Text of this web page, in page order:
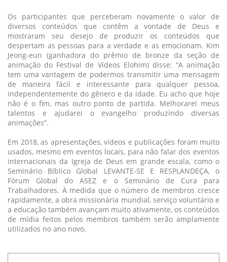
Os participantes que perceberam novamente o valor de
diversos conteúdos que contêm a vontade de Deus e
mostraram seu desejo de produzir os conteúdos que
despertam as pessoas para a verdade e as emocionam. Kim
Jeong-eun (ganhadora do prêmio de bronze da seção de
animação do Festival de Vídeos Elohim) disse: “A animação
tem uma vantagem de podermos transmitir uma mensagem
de maneira fácil e interessante para qualquer pessoa,
independentemente do gênero e da idade. Eu acho que hoje
não é o fim, mas outro ponto de partida. Melhorarei meus
talentos e ajudarei o evangelho produzindo diversas
animações”.
Em 2018, as apresentações, vídeos e publicações foram muito
usados, mesmo em eventos locais, para não falar dos eventos
internacionais da Igreja de Deus em grande escala, como o
Seminário Bíblico Global LEVANTE-SE E RESPLANDEÇA, o
Fórum Global do ASEZ e o Seminário de Cura para
Trabalhadores. À medida que o número de membros cresce
rapidamente, a obra missionária mundial, serviço voluntário e
a educação também avançam muito ativamente, os conteúdos
de mídia feitos pelos membros também serão amplamente
utilizados no ano novo.